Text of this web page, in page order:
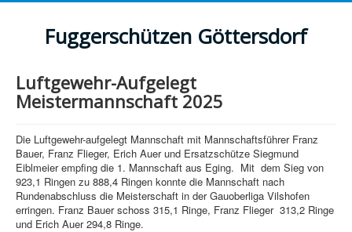
Fuggerschützen Göttersdorf
Luftgewehr-Aufgelegt
Meistermannschaft 2025
Die Luftgewehr-aufgelegt Mannschaft mit Mannschaftsführer Franz
Bauer, Franz Flieger, Erich Auer und Ersatzschütze Siegmund
Eiblmeier empfing die 1. Mannschaft aus Eging. Mit dem Sieg von
923,1 Ringen zu 888,4 Ringen konnte die Mannschaft nach
Rundenabschluss die Meisterschaft in der Gauoberliga Vilshofen
erringen. Franz Bauer schoss 315,1 Ringe, Franz Flieger 313,2 Ringe
und Erich Auer 294,8 Ringe.